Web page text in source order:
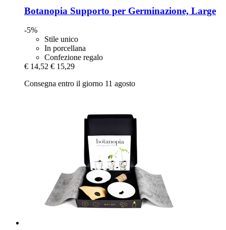
Botanopia Supporto per Germinazione, Large
-5%
Stile unico
In porcellana
Confezione regalo
€ 14,52 € 15,29
Consegna entro il giorno 11 agosto